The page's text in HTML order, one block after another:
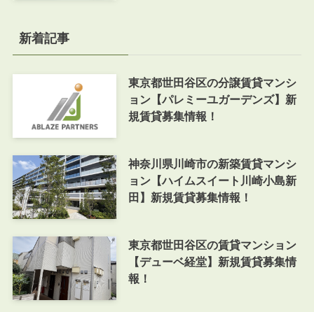
新着記事
東京都世田谷区の分譲賃貸マンシ
ョン【パレミーユガーデンズ】新
規賃貸募集情報！
神奈川県川崎市の新築賃貸マンシ
ョン【ハイムスイート川崎小島新
田】新規賃貸募集情報！
東京都世田谷区の賃貸マンション
【デューベ経堂】新規賃貸募集情
報！